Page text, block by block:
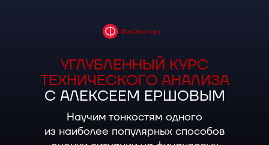
УГЛУБЛЕННЫЙ КУРС
ТЕХНИЧЕСКОГО АНАЛИЗА
С АЛЕКСЕЕМ ЕРШОВЫМ
Научим тонкостям одного
из наиболее популярных способов